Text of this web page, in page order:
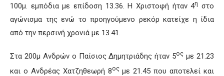
100μ. εμπόδια με επίδοση 13.36. Η Χριστοφή ήταν 4η στο
αγώνισμα της ενώ το προηγούμενο ρεκόρ κατείχε η ίδια
από την περσινή χρονιά με 13.41.
Στα 200μ Ανδρών ο Παίσιος Δημητριάδης ήταν 5ος με 21.23
και ο Ανδρέας Χατζηθεωρή 8οςμε 21.45 που αποτελεί και